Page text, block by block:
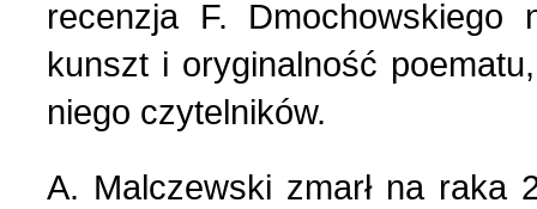
recenzja F.
kunszt i oryginalność
niego czytelników.
А. Мalczewski zmarł na raka